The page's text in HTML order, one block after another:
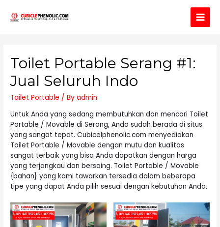
Main
Toilet Portable Serang #1:
Jual Seluruh Indo
Toilet Portable / Byadmin
Untuk Anda yang sedang membutuhkan dan mencari Toilet
Portable / Movable di Serang, Anda sudah berada di situs
yang sangat tepat. Cubicelphenolic.com menyediakan
Toilet Portable / Movable dengan mutu dan kualitas
sangat terbaik yang bisa Anda dapatkan dengan harga
yang terjangkau dan bersaing. Toilet Portable / Movable
{bahan} yang kami tawarkan tersedia dalam beberapa
tipe yang dapat Anda pilih sesuai dengan kebutuhan Anda.